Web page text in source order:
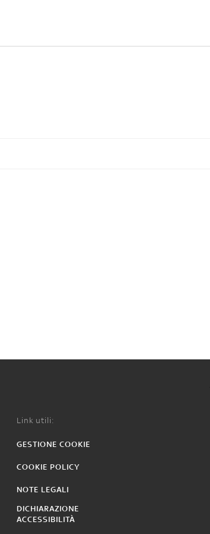
Link utili:
GESTIONE COOKIE
COOKIE POLICY
NOTE LEGALI
DICHIARAZIONE
ACCESSIBILITÀ